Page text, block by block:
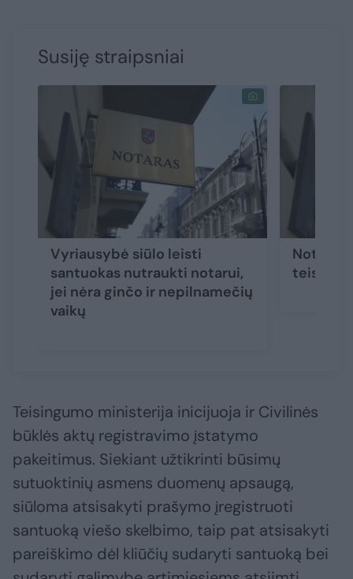
Susiję straipsniai
Vyriausybė siūlo leisti
santuokas nutraukti notarui,
jei nėra ginčo ir nepilnamečių
vaikų
teisę
Teisingumo ministerija inicijuoja ir Civilinės
būklės aktų registravimo įstatymo
pakeitimus. Siekiant užtikrinti būsimų
sutuoktinių asmens duomenų apsaugą,
siūloma atsisakyti prašymo įregistruoti
santuoką viešo skelbimo, taip pat atsisakyti
pareiškimo dėl kliūčių sudaryti santuoką bei